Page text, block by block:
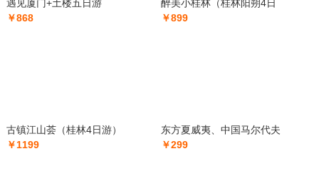
遇见厦门+土楼五日游
￥868
醉美小桂林（桂林阳朔4日
￥899
古镇江山荟（桂林4日游）
￥1199
东方夏威夷、中国马尔代夫
￥299